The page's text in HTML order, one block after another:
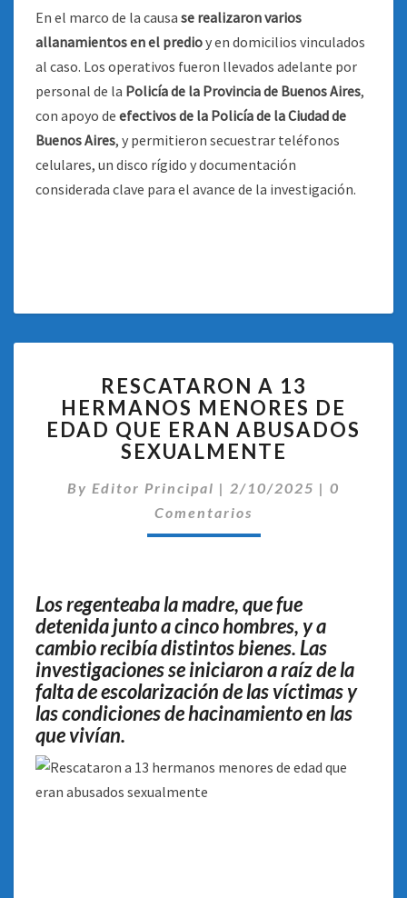
En el marco de la causa se realizaron varios
allanamientos en el predioy en domicilios vinculados
al caso. Los operativos fueron llevados adelante por
personal de la Policía de la Provincia de Buenos Aires,
con apoyo de efectivos de la Policía de la Ciudad de
Buenos Aires, y permitieron secuestrar teléfonos
celulares, un disco rígido y documentación
considerada clave para el avance de la investigación.
A
13
HERMANOS
MENORES
EDAD
QUE
RESCATARON A 13
HERMANOS MENORES DE
EDAD QUE ERAN ABUSADOS
SEXUALMENTE
By Editor Principal | 2/10/2025 | 0
Comentarios
Los regenteaba la madre, que fue
detenida junto a cinco hombres, y a
cambio recibía distintos bienes. Las
investigaciones se iniciaron a raíz de la
falta de escolarización de las víctimas y
las condiciones de hacinamiento en las
que vivían.